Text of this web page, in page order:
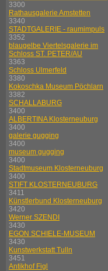
3300
Rathausgalerie Amstetten
3340
STADTGALERIE - raumimpuls
3352
blaugelbe Viertelsgalerie im
Schloss ST. PETER/AU
3363
Schloss Ulmerfeld
3380
Kokoschka Museum Pöchlarn
3382
SCHALLABURG
3400
ALBERTINA Klosterneuburg
3400
galerie gugging
3400
museum gugging
3400
Stadtmuseum Klosterneuburg
3400
STIFT KLOSTERNEUBURG
3411
Künstlerbund Klosterneuburg
3420
Werner SZENDI
3430
EGON SCHIELE-MUSEUM
3430
Kunstwerkstatt Tulln
3451
Antikhof Figl